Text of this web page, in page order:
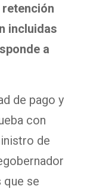
retención
incluidas
a
de pago y
con
de
se